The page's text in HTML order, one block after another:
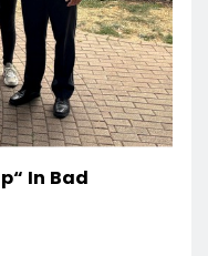
In Bad